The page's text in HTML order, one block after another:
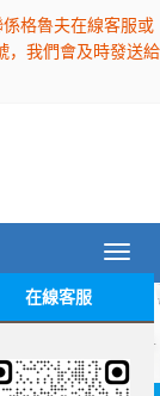
格魯夫在線客服或
，我們會及時發送給
在線客服